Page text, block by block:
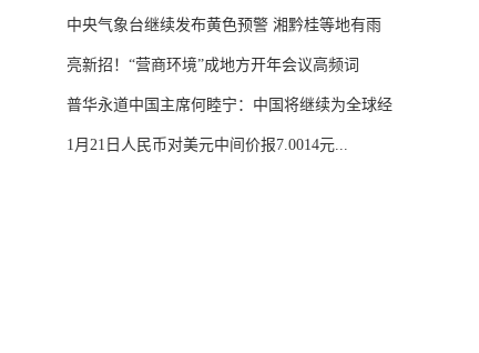
中央气象台继续发布黄色预警 湘黔桂等地有雨
雪...
亮新招！“营商环境”成地方开年会议高频词
普华永道中国主席何睦宁：中国将继续为全球经
济...
1月21日人民币对美元中间价报7.0014元...